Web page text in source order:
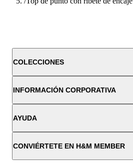
COLECCIONES
INFORMACIÓN CORPORATIVA
AYUDA
CONVIÉRTETE EN H&M MEMBER